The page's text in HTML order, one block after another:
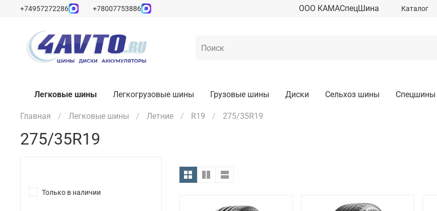
Каталог
+74957272286 +78007753886 ООО КАМАСпецШина
Легковые шины Легкогрузовые шины Грузовые шины Диски Сельхоз шины Спецшины
Главная Легковые шины Летние R19 275/35R19
275/35R19
Только в наличии